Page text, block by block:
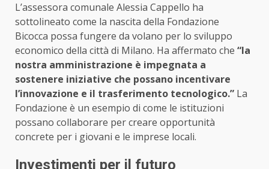
L’assessora comunale Alessia Cappello ha
sottolineato come la nascita della Fondazione
Bicocca possa fungere da volano per lo sviluppo
economico della città di Milano. Ha affermato che “la
nostra amministrazione è impegnata a
sostenere iniziative che possano incentivare
l’innovazione e il trasferimento tecnologico.” La
Fondazione è un esempio di come le istituzioni
possano collaborare per creare opportunità
concrete per i giovani e le imprese locali.
Investimenti per il futuro